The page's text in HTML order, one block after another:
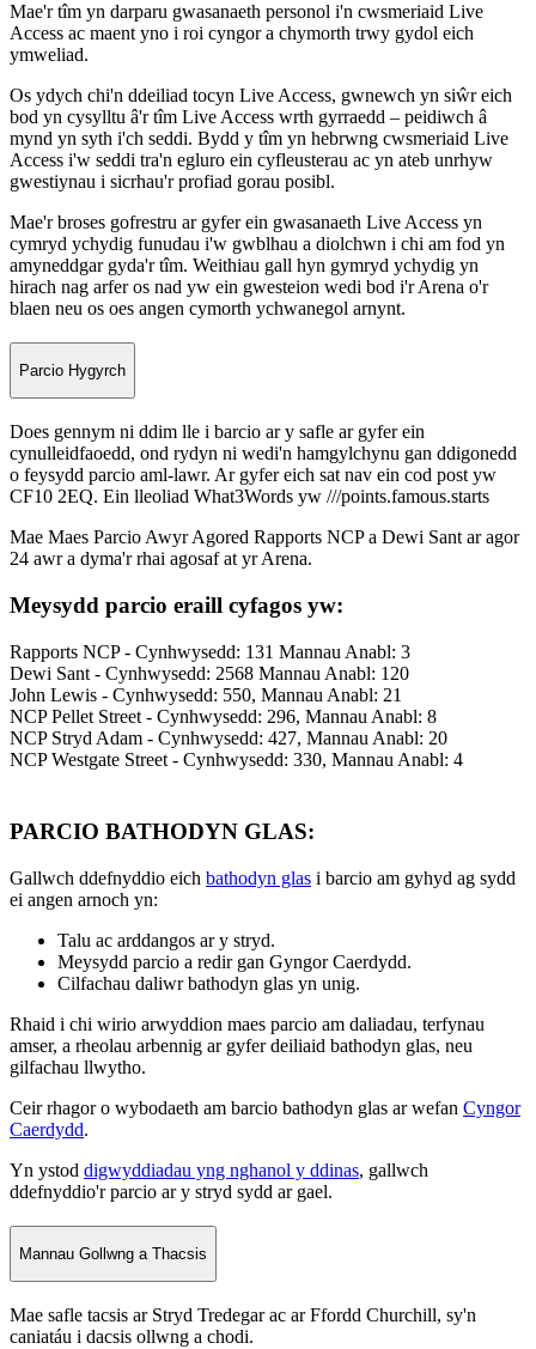
Mae'r tîm yn darparu gwasanaeth personol i'n cwsmeriaid Live
Access ac maent yno i roi cyngor a chymorth trwy gydol eich
ymweliad.
Os ydych chi'n ddeiliad tocyn Live Access, gwnewch yn siŵr eich
bod yn cysylltu â'r tîm Live Access wrth gyrraedd – peidiwch â
mynd yn syth i'ch seddi. Bydd y tîm yn hebrwng cwsmeriaid Live
Access i'w seddi tra'n egluro ein cyfleusterau ac yn ateb unrhyw
gwestiynau i sicrhau'r profiad gorau posibl.
Mae'r broses gofrestru ar gyfer ein gwasanaeth Live Access yn
cymryd ychydig funudau i'w gwblhau a diolchwn i chi am fod yn
amyneddgar gyda'r tîm. Weithiau gall hyn gymryd ychydig yn
hirach nag arfer os nad yw ein gwesteion wedi bod i'r Arena o'r
blaen neu os oes angen cymorth ychwanegol arnynt.
Parcio Hygyrch
Does gennym ni ddim lle i barcio ar y safle ar gyfer ein
cynulleidfaoedd, ond rydyn ni wedi'n hamgylchynu gan ddigonedd
o feysydd parcio aml-lawr. Ar gyfer eich sat nav ein cod post yw
CF10 2EQ. Ein lleoliad What3Words yw ///points.famous.starts
Mae Maes Parcio Awyr Agored Rapports NCP a Dewi Sant ar agor
24 awr a dyma'r rhai agosaf at yr Arena.
Meysydd parcio eraill cyfagos yw:
Rapports NCP - Cynhwysedd: 131 Mannau Anabl: 3
Dewi Sant - Cynhwysedd: 2568 Mannau Anabl: 120
John Lewis - Cynhwysedd: 550, Mannau Anabl: 21
NCP Pellet Street - Cynhwysedd: 296, Mannau Anabl: 8
NCP Stryd Adam - Cynhwysedd: 427, Mannau Anabl: 20
NCP Westgate Street - Cynhwysedd: 330, Mannau Anabl: 4
PARCIO BATHODYN GLAS:
Gallwch ddefnyddio eich bathodyn glas i barcio am gyhyd ag sydd
ei angen arnoch yn:
Talu ac arddangos ar y stryd.
Meysydd parcio a redir gan Gyngor Caerdydd.
Cilfachau daliwr bathodyn glas yn unig.
Rhaid i chi wirio arwyddion maes parcio am daliadau, terfynau
amser, a rheolau arbennig ar gyfer deiliaid bathodyn glas, neu
gilfachau llwytho.
Ceir rhagor o wybodaeth am barcio bathodyn glas ar wefan Cyngor
Caerdydd.
Yn ystod digwyddiadau yng nghanol y ddinas, gallwch
ddefnyddio'r parcio ar y stryd sydd ar gael.
Mannau Gollwng a Thacsis
Mae safle tacsis ar Stryd Tredegar ac ar Ffordd Churchill, sy'n
caniatáu i dacsis ollwng a chodi.